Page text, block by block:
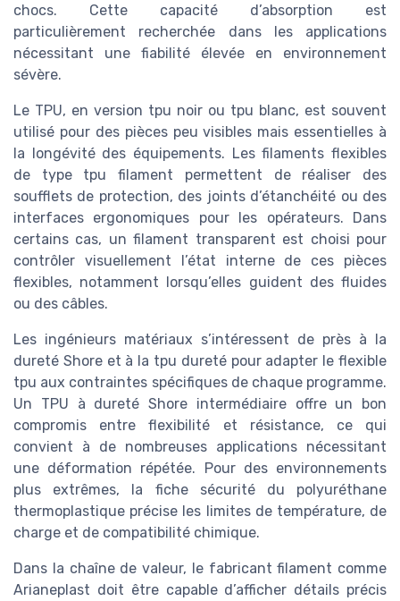
chocs. Cette capacité d’absorption est
particulièrement recherchée dans les applications
nécessitant une fiabilité élevée en environnement
sévère.
Le TPU, en version tpu noir ou tpu blanc, est souvent
utilisé pour des pièces peu visibles mais essentielles à
la longévité des équipements. Les filaments flexibles
de type tpu filament permettent de réaliser des
soufflets de protection, des joints d’étanchéité ou des
interfaces ergonomiques pour les opérateurs. Dans
certains cas, un filament transparent est choisi pour
contrôler visuellement l’état interne de ces pièces
flexibles, notamment lorsqu’elles guident des fluides
ou des câbles.
Les ingénieurs matériaux s’intéressent de près à la
dureté Shore et à la tpu dureté pour adapter le flexible
tpu aux contraintes spécifiques de chaque programme.
Un TPU à dureté Shore intermédiaire offre un bon
compromis entre flexibilité et résistance, ce qui
convient à de nombreuses applications nécessitant
une déformation répétée. Pour des environnements
plus extrêmes, la fiche sécurité du polyuréthane
thermoplastique précise les limites de température, de
charge et de compatibilité chimique.
Dans la chaîne de valeur, le fabricant filament comme
Arianeplast doit être capable d’afficher détails précis